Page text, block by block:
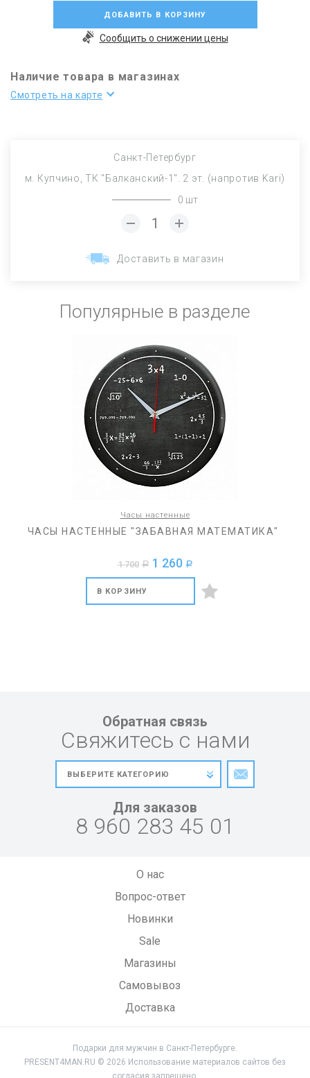
ДОБАВИТЬ В КОРЗИНУ
Сообщить о снижении цены
Наличие товара в магазинах
Смотреть на карте
Санкт-Петербург
м. Купчино, ТК "Балканский-1". 2 эт. (напротив Kari)
0 шт
Доставить в магазин
Популярные в разделе
Часы настенные
ЧАСЫ НАСТЕННЫЕ "ЗАБАВНАЯ МАТЕМАТИКА"
1 700 a 1 260 a
В КОРЗИНУ
Обратная связь
Свяжитесь с нами
Для заказов
8 960 283 45 01
О нас
Вопрос-ответ
Новинки
Sale
Магазины
Самовывоз
Доставка
Подарки для мужчин в Санкт-Петербурге.
PRESENT4MAN.RU © 2026 Использование материалов сайтов без